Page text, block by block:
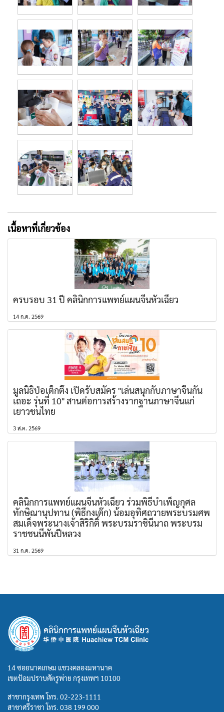
เนื้อหาที่เกี่ยวข้อง
ครบรอบ 31 ปี คลินิกการแพทย์แผนจีนหัวเฉียว
14 ก.ค. 2569
มูลนิธิป่อเต็กตึ๊ง เปิดรับสมัคร "เล่นสนุกกับภาษาจีนกัน
เถอะ รุ่นที่ 10" สานต่อการสร้างรากฐานภาษาจีนแก่
เยาวชนไทย
3 ส.ค. 2569
คลินิกการแพทย์แผนจีนหัวเฉียว ร่วมพิธีบำเพ็ญกุศล
ทักษิณานุปทาน (พิธีกงเต๊ก) น้อมอุทิศถวายพระบรมศพ
สมเด็จพระนางเจ้าสิริกิติ์ พระบรมราชินีนาถ พระบรม
ราชชนนีพันปีหลวง
31 ก.ค. 2569
14 ซอยนาคเกษม แขวงคลองมหานาค
เขตป้อมปราบศัตรูพ่าย กรุงเทพฯ 10100
สาขากรุงเทพ โทร. 02-223-1111
สาขาศรีราชา โทร. 038 199 000